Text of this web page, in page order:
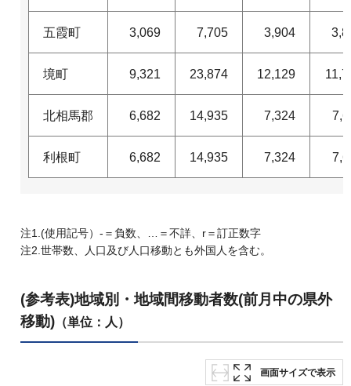
五霞町 3,069 7,705 3,904
境町 9,321 23,874 12,129
北相馬郡 6,682 14,935 7,324
利根町 6,682 14,935 7,324
注1.(使用記号）-＝負数、…＝不詳、r＝訂正数字
注2.世帯数、人口及び人口移動とも外国人を含む。
(参考表)地域別・地域間移動者数(前月中の県外
移動) （単位：人）
画面サイズで表示